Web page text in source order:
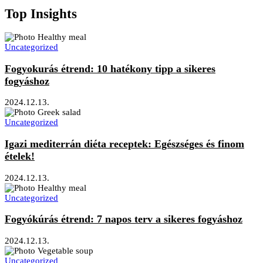
Top Insights
Uncategorized
Fogyokurás étrend: 10 hatékony tipp a sikeres
fogyáshoz
2024.12.13.
Uncategorized
Igazi mediterrán diéta receptek: Egészséges és finom
ételek!
2024.12.13.
Uncategorized
Fogyókúrás étrend: 7 napos terv a sikeres fogyáshoz
2024.12.13.
Uncategorized